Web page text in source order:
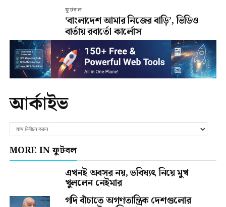
ফুটবল
‘বাংলাদেশ আমার নিজের বাড়ি’, ভিডিও
বার্তায় রবার্তো কার্লোস
আর্কাইভ
MORE IN ফুটবল
এখনই অবসর নয়, ভবিষ্যৎ নিয়ে মুখ
খুললেন নেইমার
গদি বাঁচাতে অগণতান্ত্রিক দেশগুলোর